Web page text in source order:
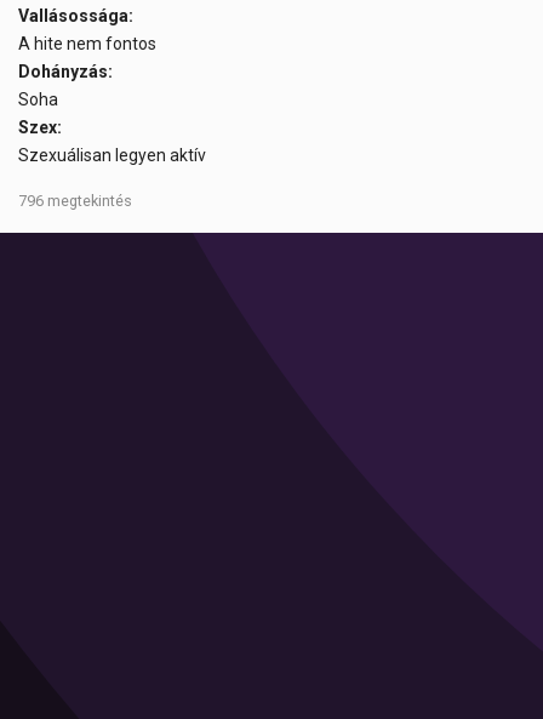
Vallásossága:
A hite nem fontos
Dohányzás:
Soha
Szex:
Szexuálisan legyen aktív
796 megtekintés